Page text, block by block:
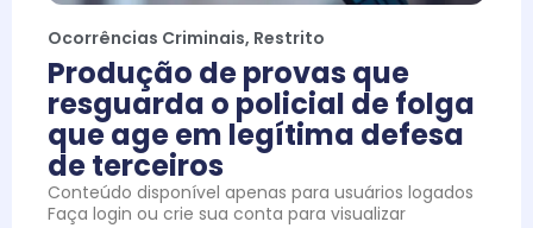
Ocorrências Criminais, Restrito
Produção de provas que
resguarda o policial de folga
que age em legítima defesa
de terceiros
Conteúdo disponível apenas para usuários logados
Faça login ou crie sua conta para visualizar